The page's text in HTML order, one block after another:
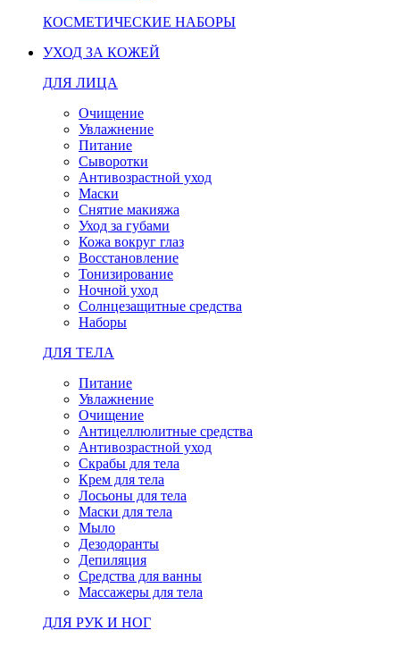
КОСМЕТИЧЕСКИЕ НАБОРЫ
УХОД ЗА КОЖЕЙ
ДЛЯ ЛИЦА
Очищение
Увлажнение
Питание
Сыворотки
Антивозрастной уход
Маски
Снятие макияжа
Уход за губами
Кожа вокруг глаз
Восстановление
Тонизирование
Ночной уход
Солнцезащитные средства
Наборы
ДЛЯ ТЕЛА
Питание
Увлажнение
Очищение
Антицеллюлитные средства
Антивозрастной уход
Скрабы для тела
Крем для тела
Лосьоны для тела
Маски для тела
Мыло
Дезодоранты
Депиляция
Средства для ванны
Массажеры для тела
ДЛЯ РУК И НОГ